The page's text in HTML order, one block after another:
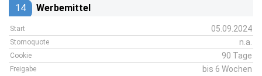
14 Werbemittel
Start 05.09.2024
Stornoquote n.a.
Cookie 90 Tage
Freigabe bis 6 Wochen